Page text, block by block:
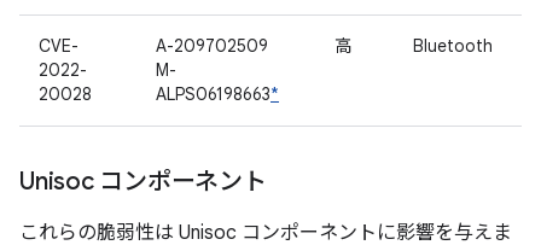
CVE-
2022-
20028
A-209702509
M-
ALPS06198663*
高 Bluetooth
Unisoc コンポーネント
これらの脆弱性は Unisoc コンポーネントに影響を与えま